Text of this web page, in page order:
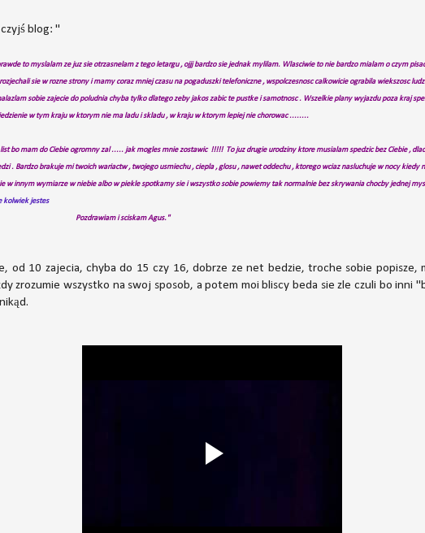
blog: "
to myslalam ze juz sie otrzasnelam z tego letargu , ojjj bardzo sie jednak mylilam. Wlasciwie to nie bardzo mialam o czym
sie w rozne strony i mamy coraz mniej czasu na pogaduszki telefoniczne , wspolczesnosc calkowicie ograbila wiekszosc
sobie zajecie do poludnia chyba tylko dlatego zeby jakos zabic te pustke i samotnosc . Wszelkie plany wyjazdu poza kraj
w tym kraju w ktorym nie ma ladu i skladu , w kraju w ktorym lepiej nie chorowac ........
bo mam do Ciebie ogromny zal ..... jak mogles mnie zostawic !!!!! To juz drugie urodziny ktore musialam spedzic bez Ciebie ,
. Bardzo brakuje mi twoich wariactw , twojego usmiechu , ciepla , glosu , nawet oddechu , ktorego wciaz nasluchuje w nocy kiedy
w innym wymiarze w niebie albo w piekle spotkamy sie i wszystko sobie powiemy tak normalnie bez skrywania chocby jednej
kolwiek jestes
i sciskam Agus."
od 10 zajecia, chyba do 15 czy 16, dobrze ze net bedzie, troche sobie popisze,
zrozumie wszystko na swoj sposob, a potem moi bliscy beda sie zle czuli bo inni